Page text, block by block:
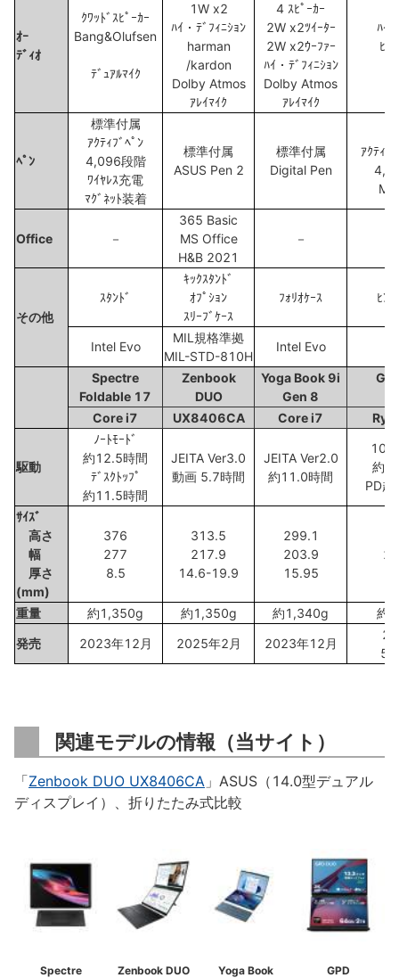
ｵｰ
ﾃﾞｨｵ
ｸﾜｯﾄﾞｽﾋﾟｰｶｰ
Bang&Olufsen
ﾃﾞｭｱﾙﾏｲｸ
1W x2
ﾊｲ・ﾃﾞﾌｨﾆｼｮﾝ
harman
/kardon
Dolby Atmos
ｱﾚｲﾏｲｸ
4 ｽﾋﾟｰｶｰ
2W x2ﾂｲｰﾀｰ
2W x2ｳｰﾌｧｰ
ﾊｲ・ﾃﾞﾌｨﾆｼｮﾝ
Dolby Atmos
ｱﾚｲﾏｲｸ
ﾊｲﾊ
ﾋﾟ
ﾍﾟﾝ
標準付属
ｱｸﾃｨﾌﾞﾍﾟﾝ
4,096段階
ﾜｲﾔﾚｽ充電
ﾏｸﾞﾈｯﾄ装着
標準付属
ASUS Pen 2
標準付属
Digital Pen
ｱｸﾃｨﾌ
Office －
365 Basic
MS Office
H&B 2021
－
その他
ｽﾀﾝﾄﾞ
ｷｯｸｽﾀﾝﾄﾞ
ｵﾌﾟｼｮﾝ
ｽﾘｰﾌﾞｹｰｽ
ﾌｫﾘｵｹｰｽ ﾋﾝｼ
Intel Evo
MIL規格準拠
MIL-STD-810H
Intel Evo
Spectre
Foldable 17
Zenbook
DUO
Yoga Book 9i
Gen 8
Core i7
UX8406CA Core i7
駆動
ﾉｰﾄﾓｰﾄﾞ
約12.5時間
ﾃﾞｽｸﾄｯﾌﾟ
約11.5時間
JEITA Ver3.0
動画 5.7時間
JEITA Ver2.0
約11.0時間
約
PD超
ｻｲｽﾞ
高さ
幅
厚さ
(mm)
376
277
8.5
313.5
217.9
14.6-19.9
299.1
203.9
15.95
重量 約1,350g 約1,350g 約1,340g
約
発売
2023年12月 2025年2月 2023年12月
5
関連モデルの情報（当サイト）
「Zenbook DUO UX8406CA 」ASUS（14.0型デュアル
ディスプレイ）、折りたたみ式比較
Spectre
Zenbook DUO
Yoga Book
GPD